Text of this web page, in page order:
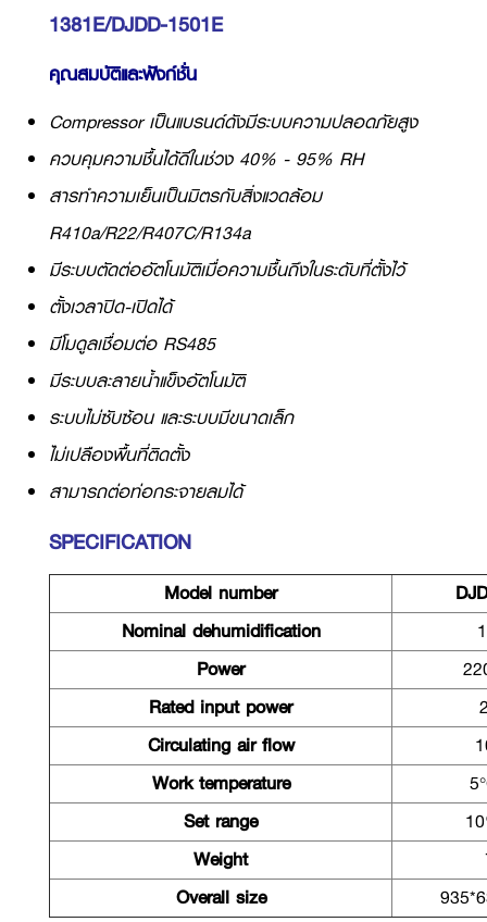
1381E/DJDD-1501E
คุณสมบัติและฟังก์ชั่น
Compressor เป็นแบรนด์ดังมีระบบความปลอดภัยสูง
ควบคุมความชื้นได้ดีในช่วง 40% - 95% RH
สารทำความเย็นเป็นมิตรกับสิ่งแวดล้อม
R410a/R22/R407C/R134a
มีระบบตัดต่ออัตโนมัติเมื่อความชื้นถึงในระดับที่ตั้งไว้
ตั้งเวลาปิด-เปิดได้
มีโมดูลเชื่อมต่อ RS485
มีระบบละลายน้ำแข็งอัตโนมัติ
ระบบไม่ซับซ้อน และระบบมีขนาดเล็ก
ไม่เปลืองพื้นที่ติดตั้ง
สามารถต่อท่อกระจายลมได้
SPECIFICATION
Model number
Nominal dehumidification
Power
Rated input power
Circulating air flow
Work temperature
Set range
Weight
Overall size